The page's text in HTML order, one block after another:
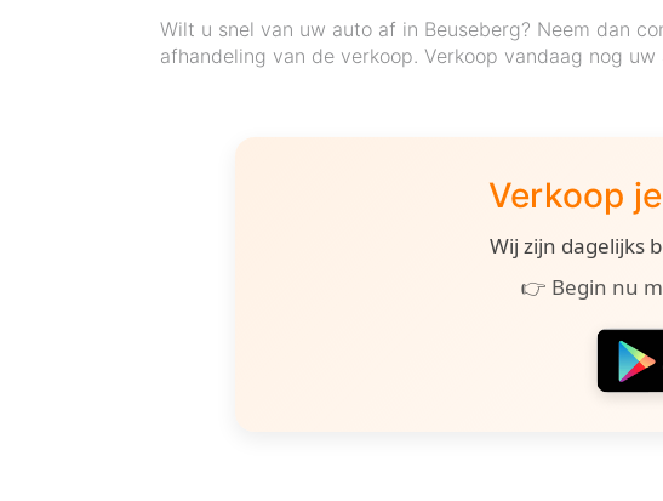
Wilt u snel van uw auto af in Beuseberg? Neem dan
afhandeling van de verkoop. Verkoop vandaag nog
Verkoop
Wij zijn dagelijks
👉 Begin nu